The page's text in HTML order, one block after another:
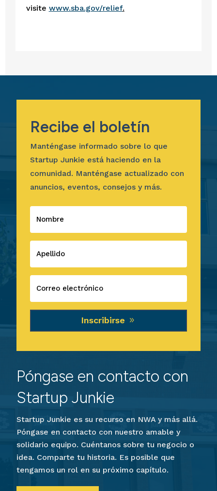
visite www.sba.gov/relief.
Recibe el boletín
Manténgase informado sobre lo que
Startup Junkie está haciendo en la
comunidad. Manténgase actualizado con
anuncios, eventos, consejos y más.
Inscribirse
Póngase en contacto con
Startup Junkie
Startup Junkie es su recurso en NWA y más allá.
Póngase en contacto con nuestro amable y
solidario equipo. Cuéntanos sobre tu negocio o
idea. Comparte tu historia. Es posible que
tengamos un rol en su próximo capítulo.